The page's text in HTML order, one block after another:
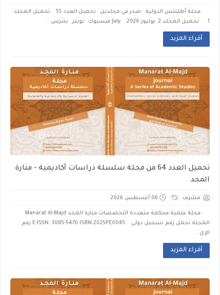
مجلة أطلنتس الدولية صدر في مجلدين تحميل العدد 55 تحميل المجلد
1 تحميل المجلد 2 يوليوز 2026 July فيسبوك تويتر بنترس...
أقراء المزيد
تحميل العدد 64 من مجلة سلسلة دراسات أكاديمية - منارة
المجد
مشرف 06 أغسطس 2026
المجلة تحمل رقم تسجيل دولي E-ISSN: 3085-5470 ISBN 2025PE0045 رقم
الإي...
أقراء المزيد